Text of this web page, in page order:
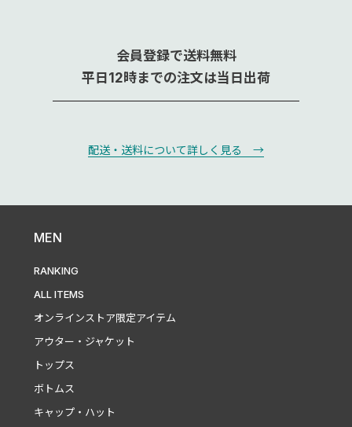
会員登録で送料無料
平日12時までの注文は当日出荷
配送・送料について詳しく見る →
MEN
RANKING
ALL ITEMS
オンラインストア限定アイテム
アウター・ジャケット
トップス
ボトムス
キャップ・ハット